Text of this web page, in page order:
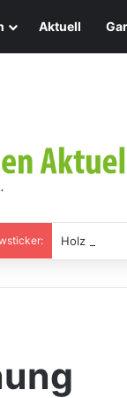
Aktuell
Holz